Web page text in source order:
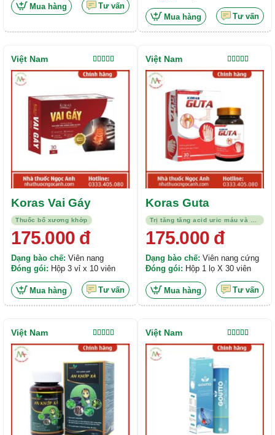
Mua hàng Tư vấn
liễu trắng hàm lượng 120mg.
Glucosamin sulfat 2NaCl hàm
hàm lượng 100IU. Chondroitin
100mg....
Mua hàng Tư vấn
Thuốc bổ xương khớp
Koras Vai Gáy
Được xếp
hạng4.00
175.000đ
Dạng bào chế: Viên nang
Đóng gói: Hộp 3 vỉ x 10 viên
Mua hàng Tư vấn
Việt Nam
Koras Guta
Được xếp
hạng5.00
175.000đ
Dạng bào chế: Viên nang cứng
Đóng gói: Hộp 1 lọ X 30 viên
Mua hàng Tư vấn
Việt Nam
Được xếp
hạng5.00
sao
Việt Nam
Được xếp
hạng4.00
Việt Nam